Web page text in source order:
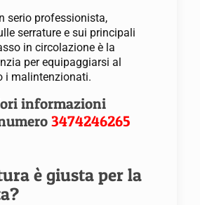
serio professionista,
serrature e sui principali
in circolazione è la
per equipaggiarsi al
i malintenzionati.
informazioni
3474246265
è giusta per la